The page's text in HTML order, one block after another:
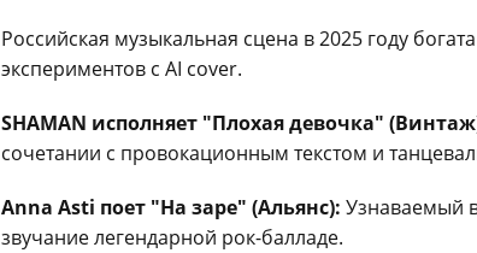
Российская музыкальная сцена в 2025 году
экспериментов с AI cover.
SHAMAN исполняет "Плохая девочка"
сочетании с провокационным текстом и
Anna Asti поет "На заре" (Альянс): Узнаваемый
звучание легендарной рок-балладе.